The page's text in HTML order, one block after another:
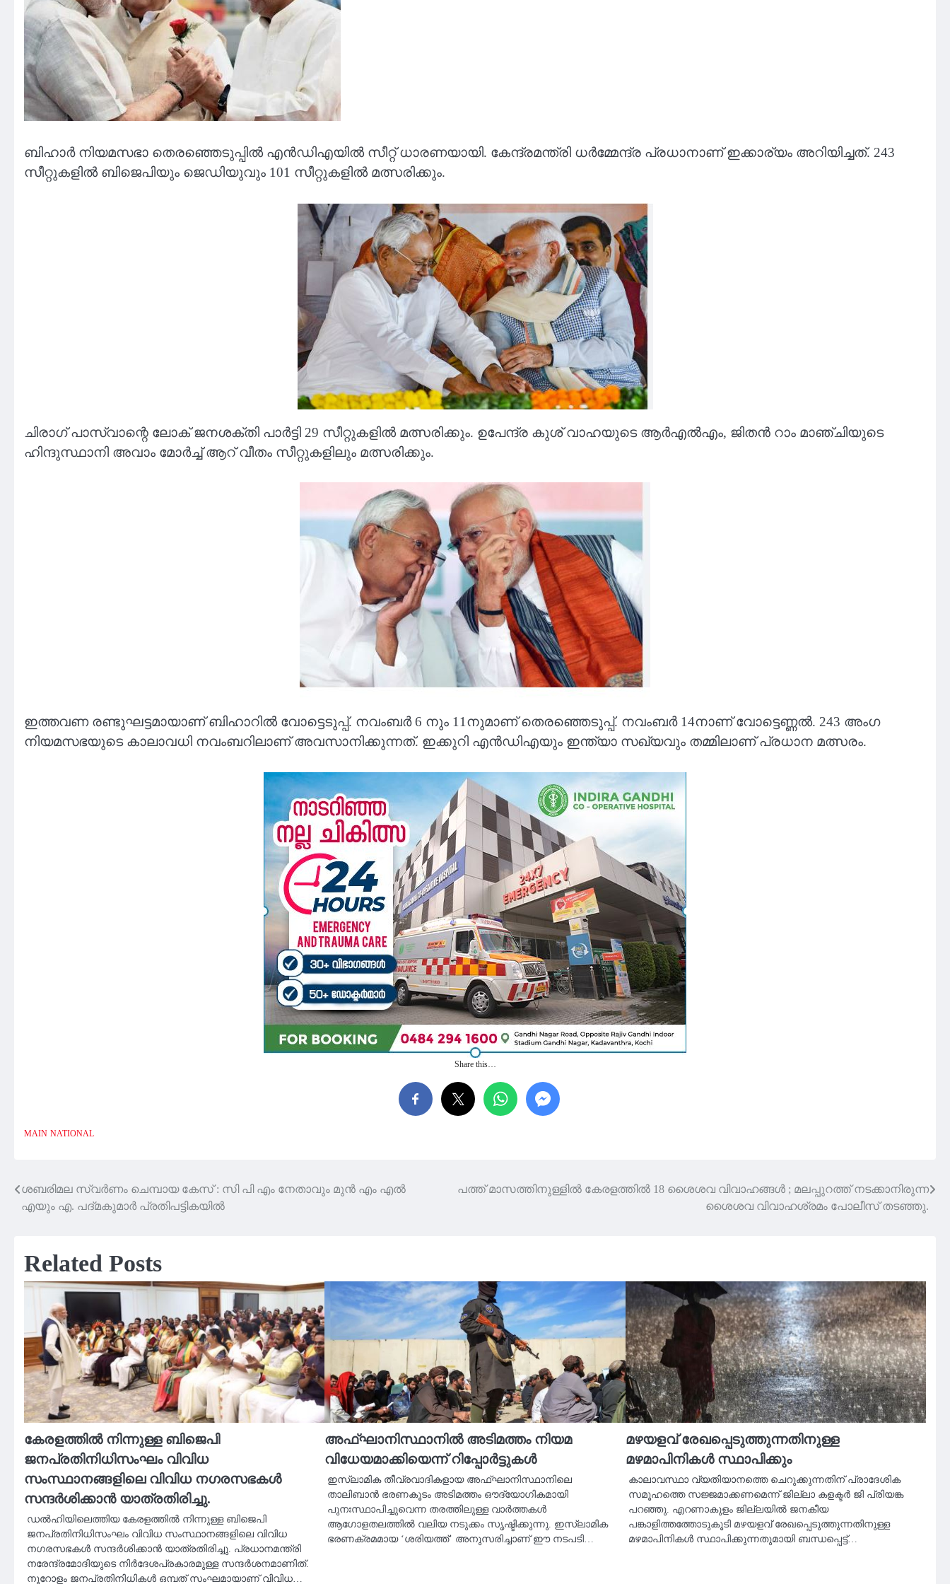
ബിഹാര്‍ നിയമസഭാ തെരഞ്ഞെടുപ്പില്‍ എന്‍ഡിഎയില്‍ സീറ്റ് ധാരണയായി. കേന്ദ്രമന്ത്രി ധര്‍മ്മേന്ദ്ര പ്രധാനാണ് ഇക്കാര്യം അറിയിച്ചത്. 243
സീറ്റുകളില്‍ ബിജെപിയും ജെഡിയുവും 101 സീറ്റുകളില്‍ മത്സരിക്കും.
ചിരാഗ് പാസ്വാന്റെ ലോക് ജനശക്തി പാര്‍ട്ടി 29 സീറ്റുകളില്‍ മത്സരിക്കും. ഉപേന്ദ്ര കുശ് വാഹയുടെ ആര്‍എല്‍എം, ജിതന്‍ റാം മാഞ്ചിയുടെ
ഹിന്ദുസ്ഥാനി അവാം മോര്‍ച്ച് ആറ് വീതം സീറ്റുകളിലും മത്സരിക്കും.
ഇത്തവണ രണ്ടുഘട്ടമായാണ് ബിഹാറില്‍ വോട്ടെടുപ്പ്. നവംബര്‍ 6 നും 11നുമാണ് തെരഞ്ഞെടുപ്പ്. നവംബര്‍ 14നാണ് വോട്ടെണ്ണല്‍. 243 അംഗ
നിയമസഭയുടെ കാലാവധി നവംബറിലാണ് അവസാനിക്കുന്നത്. ഇക്കുറി എന്‍ഡിഎയും ഇന്ത്യാ സഖ്യവും തമ്മിലാണ് പ്രധാന മത്സരം.
Share this…
MAIN NATIONAL
Post
navigation
ശബരിമല സ്വർണം ചെമ്പായ കേസ് : സി പി എം നേതാവും മുൻ എം എൽ
എയും എ. പദ്‌മകുമാർ പ്രതിപട്ടികയിൽ
പത്ത് മാസത്തിനുള്ളിൽ കേരളത്തിൽ 18 ശൈശവ വിവാഹങ്ങൾ ; മലപ്പുറത്ത് നടക്കാനിരുന്ന
ശൈശവ വിവാഹശ്രമം പോലീസ് തടഞ്ഞു.
Related Posts
കേരളത്തില്‍ നിന്നുള്ള ബിജെപി
ജനപ്രതിനിധിസംഘം വിവിധ
സംസ്ഥാനങ്ങളിലെ വിവിധ നഗരസഭകള്‍
സന്ദര്‍ശിക്കാന്‍ യാത്രതിരിച്ചു.
ഡല്‍ഹിയിലെത്തിയ കേരളത്തില്‍ നിന്നുള്ള ബിജെപി
ജനപ്രതിനിധിസംഘം വിവിധ സംസ്ഥാനങ്ങളിലെ വിവിധ
നഗരസഭകള്‍ സന്ദര്‍ശിക്കാന്‍ യാത്രതിരിച്ചു. പ്രധാനമന്ത്രി
നരേന്ദ്രമോദിയുടെ നിര്‍ദേശപ്രകാരമുള്ള സന്ദര്‍ശനമാണിത്.
നൂറോളം ജനപ്രതിനിധികള്‍ ഒമ്പത് സംഘമായാണ് വിവിധ…
അഫ്ഘാനിസ്ഥാനിൽ അടിമത്തം നിയമ
വിധേയമാക്കിയെന്ന് റിപ്പോർട്ടുകൾ
ഇസ്ലാമിക തീവ്രവാദികളായ അഫ്ഘാനിസ്ഥാനിലെ
താലിബാൻ ഭരണകൂടം അടിമത്തം ഔദ്യോഗികമായി
പുനഃസ്ഥാപിച്ചുവെന്ന തരത്തിലുള്ള വാർത്തകൾ
ആഗോളതലത്തിൽ വലിയ നടുക്കം സൃഷ്ടിക്കുന്നു. ഇസ്ലാമിക
ഭരണക്രമമായ ‘ശരിയത്ത്’ അനുസരിച്ചാണ് ഈ നടപടി…
മഴയളവ് രേഖപ്പെടുത്തുന്നതിനുള്ള
മഴമാപിനികൾ സ്ഥാപിക്കും
കാലാവസ്ഥാ വ്യതിയാനത്തെ ചെറുക്കുന്നതിന് പ്രാദേശിക
സമൂഹത്തെ സജ്ജമാക്കണമെന്ന് ജില്ലാ കളക്ടർ ജി പ്രിയങ്ക
പറഞ്ഞു. എറണാകുളം ജില്ലയിൽ ജനകീയ
പങ്കാളിത്തത്തോടുകൂടി മഴയളവ് രേഖപ്പെടുത്തുന്നതിനുള്ള
മഴമാപിനികൾ സ്ഥാപിക്കുന്നതുമായി ബന്ധപ്പെട്ട്…